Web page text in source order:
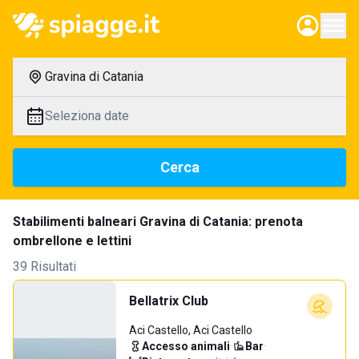
Gravina di Catania
Seleziona date
Cerca
Stabilimenti balneari Gravina di Catania: prenota
ombrellone e lettini
39 Risultati
Bellatrix Club
Aci Castello, Aci Castello
Accesso animali· Bar·